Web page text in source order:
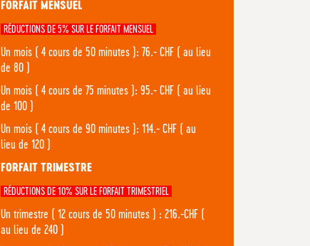
FORFAIT MENSUEL
RÉDUCTIONS DE 5% SUR LE FORFAIT MENSUEL
Un mois ( 4 cours de 50 minutes ): 76.- CHF ( au lieu
de 80 )
Un mois ( 4 cours de 75 minutes ): 95.- CHF ( au lieu
de 100 )
Un mois ( 4 cours de 90 minutes ): 114.- CHF ( au
lieu de 120 )
FORFAIT TRIMESTRE
RÉDUCTIONS DE 10% SUR LE FORFAIT TRIMESTRIEL
Un trimestre ( 12 cours de 50 minutes ) : 216.-CHF (
au lieu de 240 )